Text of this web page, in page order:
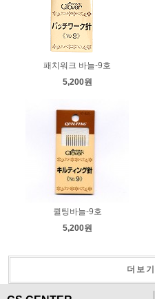
패치워크 바늘-9호
5,200원
퀼팅바늘-9호
5,200원
더보기